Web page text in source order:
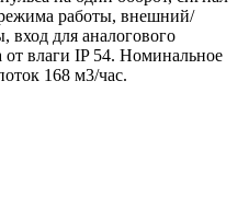
работы, внешний/
вход для аналогового
влаги IP 54. Номинальное
168 м3/час.